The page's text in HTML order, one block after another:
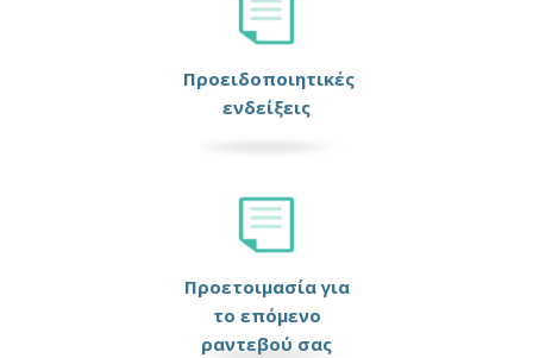
Προειδοποιητικές
ενδείξεις
Προετοιμασία για
το επόμενο
ραντεβού σας